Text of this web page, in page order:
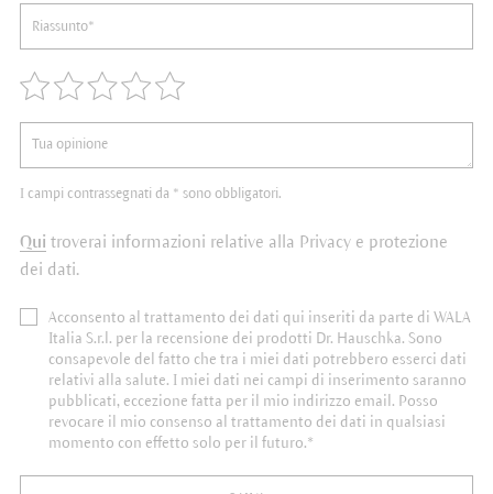
I campi contrassegnati da * sono obbligatori.
Qui troverai informazioni relative alla Privacy e protezione
dei dati.
Acconsento al trattamento dei dati qui inseriti da parte di WALA
Italia S.r.l. per la recensione dei prodotti Dr. Hauschka. Sono
consapevole del fatto che tra i miei dati potrebbero esserci dati
relativi alla salute. I miei dati nei campi di inserimento saranno
pubblicati, eccezione fatta per il mio indirizzo email. Posso
revocare il mio consenso al trattamento dei dati in qualsiasi
momento con effetto solo per il futuro.*